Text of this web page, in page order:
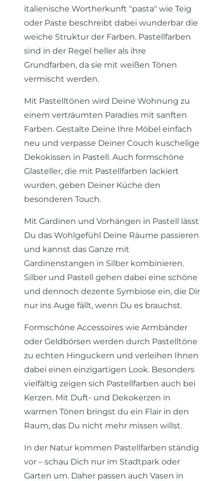
italienische Wortherkunft "pasta" wie Teig
oder Paste beschreibt dabei wunderbar die
weiche Struktur der Farben. Pastellfarben
sind in der Regel heller als ihre
Grundfarben, da sie mit weißen Tönen
vermischt werden.
Mit Pastelltönen wird Deine Wohnung zu
einem verträumten Paradies mit sanften
Farben. Gestalte Deine Ihre Möbel einfach
neu und verpasse Deiner Couch kuschelige
Dekokissen in Pastell. Auch formschöne
Glasteller, die mit Pastellfarben lackiert
wurden, geben Deiner Küche den
besonderen Touch.
Mit Gardinen und Vorhängen in Pastell lässt
Du das Wohlgefühl Deine Räume passieren
und kannst das Ganze mit
Gardinenstangen in Silber kombinieren.
Silber und Pastell gehen dabei eine schöne
und dennoch dezente Symbiose ein, die Dir
nur ins Auge fällt, wenn Du es brauchst.
Formschöne Accessoires wie Armbänder
oder Geldbörsen werden durch Pastelltöne
zu echten Hinguckern und verleihen Ihnen
dabei einen einzigartigen Look. Besonders
vielfältig zeigen sich Pastellfarben auch bei
Kerzen. Mit Duft- und Dekokerzen in
warmen Tönen bringst du ein Flair in den
Raum, das Du nicht mehr missen willst.
In der Natur kommen Pastellfarben ständig
vor – schau Dich nur im Stadtpark oder
Garten um. Daher passen auch Vasen in